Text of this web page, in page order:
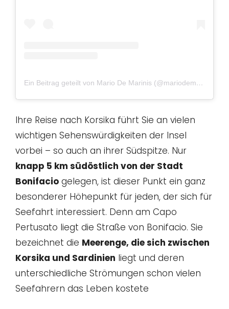
Ein Beitrag geteilt von Mario De Marinis (@mariodemarinis)
Ihre Reise nach Korsika führt Sie an vielen
wichtigen Sehenswürdigkeiten der Insel
vorbei – so auch an ihrer Südspitze. Nur
knapp 5 km südöstlich von der Stadt
Bonifacio gelegen, ist dieser Punkt ein ganz
besonderer Höhepunkt für jeden, der sich für
Seefahrt interessiert. Denn am Capo
Pertusato liegt die Straße von Bonifacio. Sie
bezeichnet die Meerenge, die sich zwischen
Korsika und Sardinien liegt und deren
unterschiedliche Strömungen schon vielen
Seefahrern das Leben kostete